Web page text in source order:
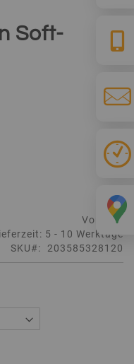
Soft-
Vorrätig
5 - 10 Werktage
SKU
203585328120